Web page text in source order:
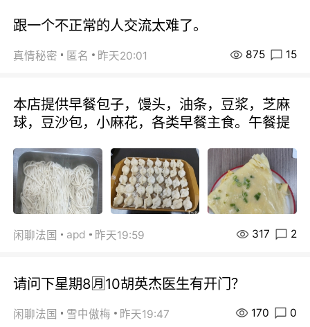
跟一个不正常的人交流太难了。
真情秘密 匿名 昨天20:01 875 15
本店提供早餐包子，馒头，油条，豆浆，芝麻
球，豆沙包，小麻花，各类早餐主食。午餐提
闲聊法国 apd 昨天19:59 317 2
请问下星期8🈷️10胡英杰医生有开门？
闲聊法国 雪中傲梅 昨天19:47 170 0